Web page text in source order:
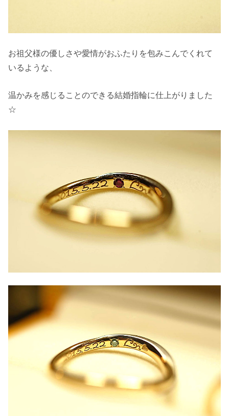
お祖父様の優しさや愛情がおふたりを包みこんでくれて
いるような、
温かみを感じることのできる結婚指輪に仕上がりました
☆